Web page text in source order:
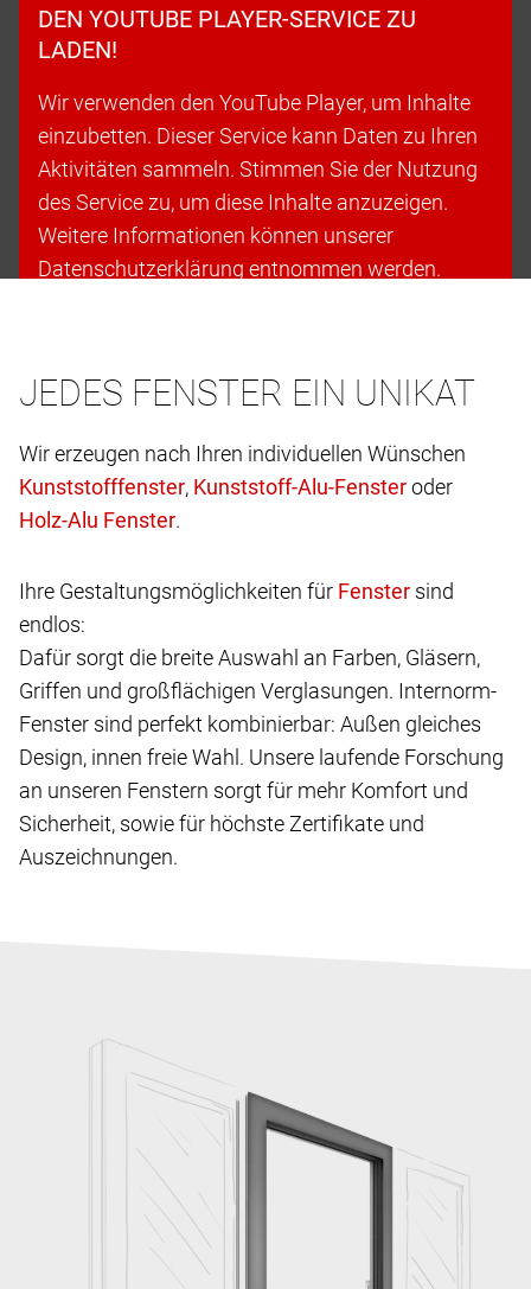
DEN YOUTUBE PLAYER-SERVICE ZU
LADEN!
Wir verwenden den YouTube Player, um Inhalte
einzubetten. Dieser Service kann Daten zu Ihren
Aktivitäten sammeln. Stimmen Sie der Nutzung
des Service zu, um diese Inhalte anzuzeigen.
Weitere Informationen können unserer
Datenschutzerklärung entnommen werden.
JEDES FENSTER EIN UNIKAT
Wir erzeugen nach Ihren individuellen Wünschen
,
oder
.
Ihre Gestaltungsmöglichkeiten für
sind
endlos:
Dafür sorgt die breite Auswahl an Farben, Gläsern,
Griffen und großflächigen Verglasungen. Internorm-
Fenster sind perfekt kombinierbar: Außen gleiches
Design, innen freie Wahl. Unsere laufende Forschung
an unseren Fenstern sorgt für mehr Komfort und
Sicherheit, sowie für höchste Zertifikate und
Auszeichnungen.